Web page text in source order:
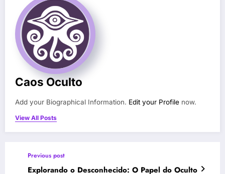
Caos Oculto
Add your Biographical Information. Edit your Profile now.
View All Posts
Previous post
Explorando o Desconhecido: O Papel do Oculto